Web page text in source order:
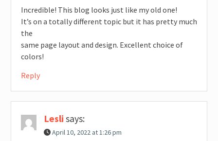
Incredible! This blog looks just like my old one!
It’s on a totally different topic but it has pretty much
the
same page layout and design. Excellent choice of
colors!
Reply
Lesli says:
April 10, 2022 at 1:26 pm